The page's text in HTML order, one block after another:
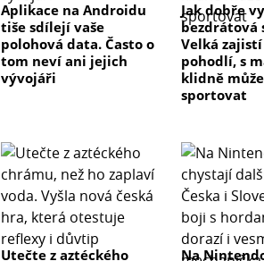
Aplikace na Androidu
tiše sdílejí vaše
polohová data. Často o
tom neví ani jejich
vývojáři
Jak dobře
bezdrátová
Velká
pohodlí, s
klidně
sportovat
Utečte z aztéckého Na